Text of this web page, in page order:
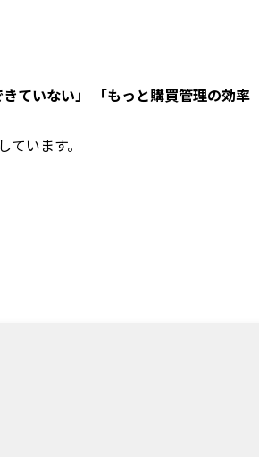
ていない」 「もっと購買管理の効率
います。